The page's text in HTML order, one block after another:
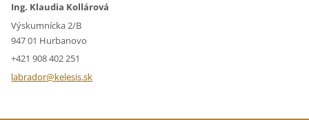
Ing. Klaudia Kollárová
Výskumnícka 2/B
947 01 Hurbanovo
+421 908 402 251
labrador@kelesis.sk